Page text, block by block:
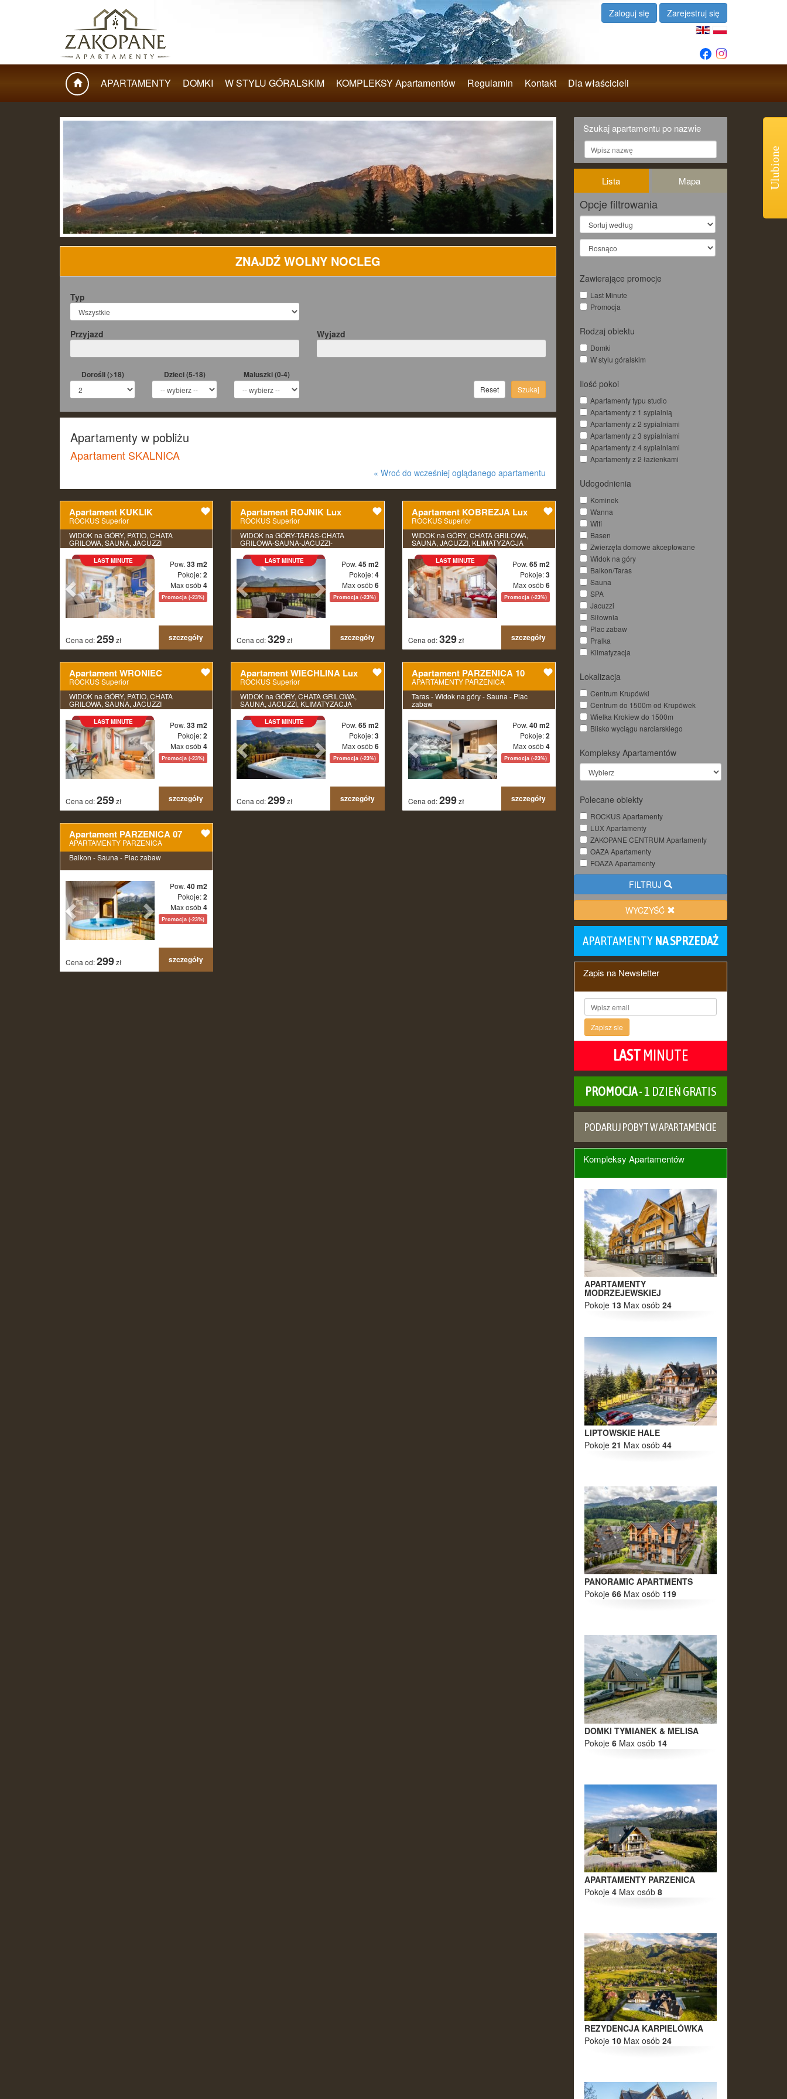
Zaloguj się Zarejestruj się
APARTAMENTY DOMKI W STYLU GÓRALSKIM KOMPLEKSY Apartamentów Regulamin Kontakt Dla właścicieli
ZNAJDŹ WOLNY NOCLEG
Typ
Przyjazd Wyjazd
Dorośli (>18) Dzieci (5-18) Maluszki (0-4)
Szukaj
Reset
Apartamenty w pobliżu
Apartament SKALNICA
« Wroć do wcześniej oglądanego apartamentu
Apartament KUKLIK
ROCKUS Superior
szczegóły
Cena od:259zł
WIDOK na GÓRY, PATIO, CHATA
GRILOWA, SAUNA, JACUZZI
LAST MINUTE Pow.33 m2
Pokoje:2
Max osób4
Promocja (-23%)
Apartament ROJNIK Lux
ROCKUS Superior
szczegóły
Cena od:329zł
WIDOK na GÓRY-TARAS-CHATA
GRILOWA-SAUNA-JACUZZI-
KLIMATYZACJA
LAST MINUTE Pow.45 m2
Pokoje:4
Max osób6
Promocja (-23%)
Apartament KOBREZJA Lux
ROCKUS Superior
szczegóły
Cena od:329zł
WIDOK na GÓRY, CHATA GRILOWA,
SAUNA, JACUZZI, KLIMATYZACJA
LAST MINUTE Pow.65 m2
Pokoje:3
Max osób6
Promocja (-23%)
Apartament WRONIEC
ROCKUS Superior
szczegóły
Cena od:259zł
WIDOK na GÓRY, PATIO, CHATA
GRILOWA, SAUNA, JACUZZI
LAST MINUTE Pow.33 m2
Pokoje:2
Max osób4
Promocja (-23%)
Apartament WIECHLINA Lux
ROCKUS Superior
szczegóły
Cena od:299zł
WIDOK na GÓRY, CHATA GRILOWA,
SAUNA, JACUZZI, KLIMATYZACJA
LAST MINUTE Pow.65 m2
Pokoje:3
Max osób6
Promocja (-23%)
Apartament PARZENICA 10
APARTAMENTY PARZENICA
szczegóły
Cena od:299zł
Taras - Widok na góry - Sauna - Plac
zabaw
Pow.40 m2
Pokoje:2
Max osób4
Promocja (-23%)
Apartament PARZENICA 07
APARTAMENTY PARZENICA
szczegóły
Cena od:299zł
Balkon - Sauna - Plac zabaw
Pow.40 m2
Pokoje:2
Max osób4
Promocja (-23%)
Szukaj apartamentu po nazwie
Lista Mapa
Opcje filtrowania
Zawierające promocje
Last Minute
Promocja
Rodzaj obiektu
Domki
W stylu góralskim
Ilość pokoi
Apartamenty typu studio
Apartamenty z 1 sypialnią
Apartamenty z 2 sypialniami
Apartamenty z 3 sypialniami
Apartamenty z 4 sypialniami
Apartamenty z 2 łazienkami
Udogodnienia
Kominek
Wanna
Wifi
Basen
Zwierzęta domowe akceptowane
Widok na góry
Balkon/Taras
Sauna
SPA
Jacuzzi
Siłownia
Plac zabaw
Pralka
Klimatyzacja
Lokalizacja
Centrum Krupówki
Centrum do 1500m od Krupówek
Wielka Krokiew do 1500m
Blisko wyciągu narciarskiego
Kompleksy Apartamentów
Polecane obiekty
ROCKUS Apartamenty
LUX Apartamenty
ZAKOPANE CENTRUM Apartamenty
OAZA Apartamenty
FOAZA Apartamenty
FILTRUJ
WYCZYŚĆ
APARTAMENTY NA SPRZEDAŻ
Zapis na Newsletter
LASTMINUTE
PROMOCJA- 1 DZIEŃ GRATIS
PODARUJ POBYT W APARTAMENCIE
Kompleksy Apartamentów
APARTAMENTY
MODRZEJEWSKIEJ
Pokoje 13Max osób 24
LIPTOWSKIE HALE
Pokoje 21 Max osób 44
PANORAMIC APARTMENTS
Pokoje 66Max osób 119
DOMKI TYMIANEK & MELISA
Pokoje 6Max osób 14
APARTAMENTY PARZENICA
Pokoje 4Max osób 8
REZYDENCJA KARPIELÓWKA
Pokoje 10Max osób 24
Ulubione